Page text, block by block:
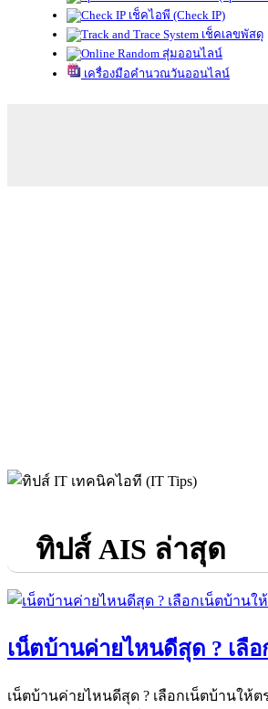
เช็คไอพี (Check IP)
เช็คเลขพัสดุ
สุ่มออนไลน์
เครื่องมือคำนวณวันออนไลน์
ทิปส์ AIS ล่าสุด
เน็ตบ้านค่ายไหนดีสุด ? เลือ
เน็ตบ้านค่ายไหนดีสุด ? เลือกเน็ตบ้านให้ต